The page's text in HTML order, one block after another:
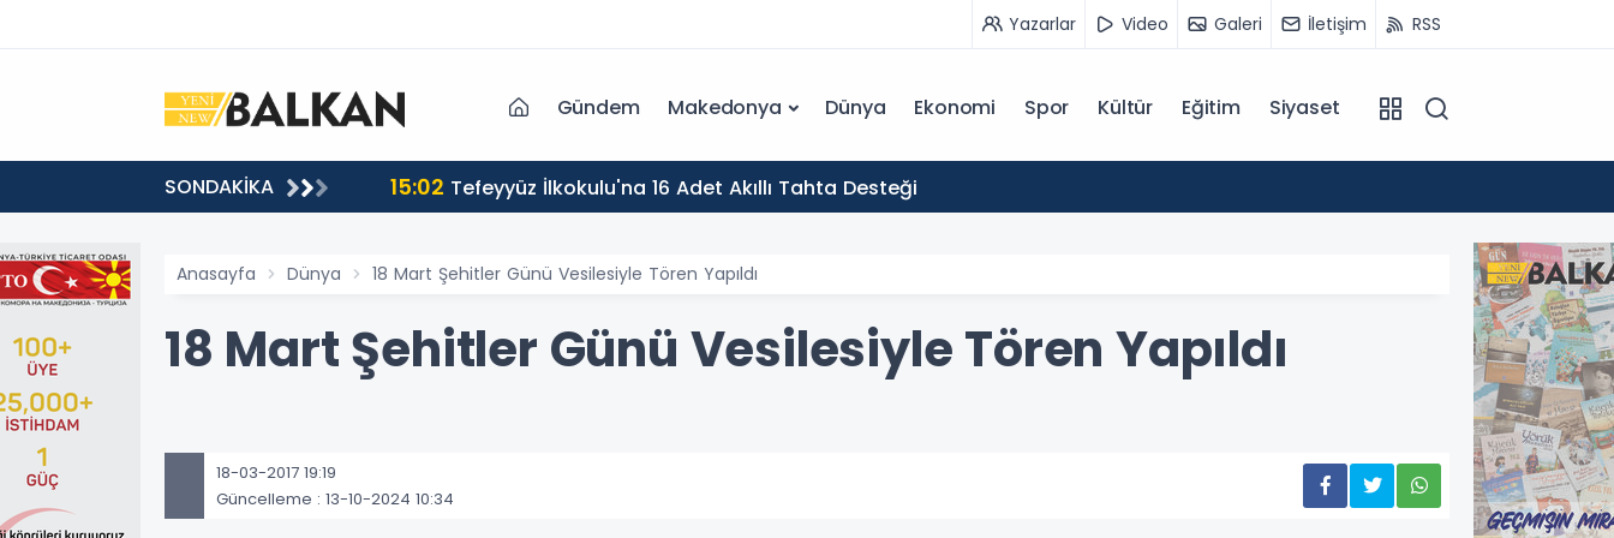
Yazarlar Video Galeri İletişim RSS
Gündem Makedonya Dünya Ekonomi Spor Kültür Eğitim Siyaset
SONDAKİKA 15:02 Tefeyyüz İlkokulu'na 16 Adet Akıllı Tahta Desteği
Anasayfa Dünya 18 Mart Şehitler Günü Vesilesiyle Tören Yapıldı
18 Mart Şehitler Günü Vesilesiyle Tören Yapıldı
18-03-2017 19:19
Güncelleme : 13-10-2024 10:34